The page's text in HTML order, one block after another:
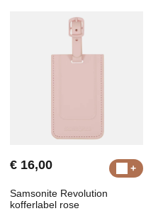
€ 16,00
Samsonite Revolution
kofferlabel rose